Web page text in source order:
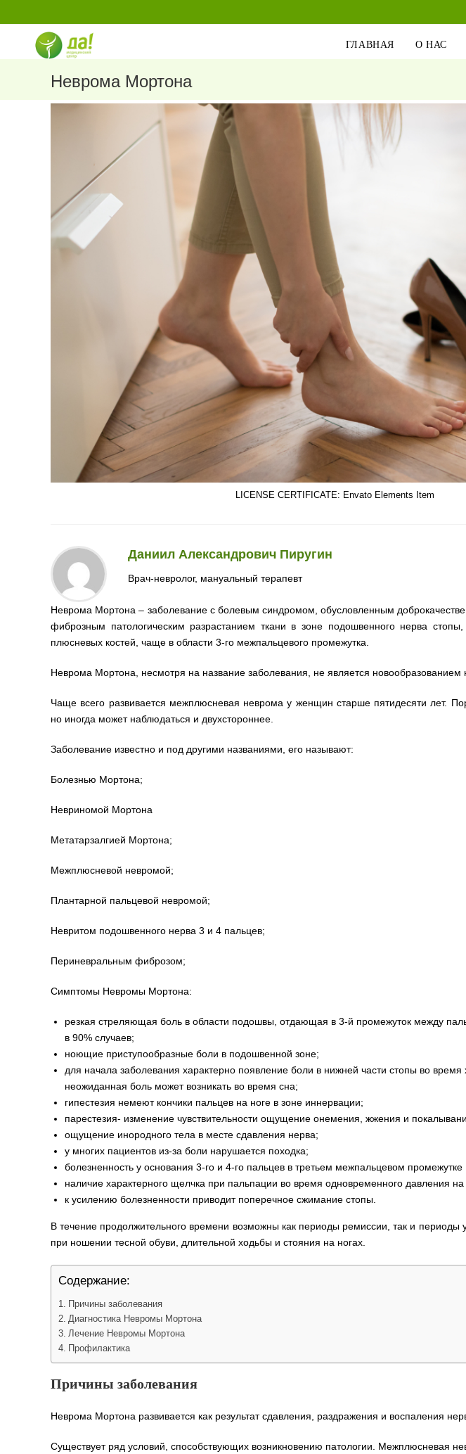
к
содержимому
ГЛАВНАЯ О НАС
Неврома Мортона
LICENSE CERTIFICATE: Envato Elements Item
Даниил Александрович Пиругин
Врач-невролог, мануальный терапевт
Неврома Мортона – заболевание с болевым синдромом, обусловленным
фиброзным патологическим разрастанием ткани в зоне подошвенного нерва
плюсневых костей, чаще в области 3-го межпальцевого промежутка.
Неврома Мортона, несмотря на название заболевания, не является новообразованием
Чаще всего развивается межплюсневая неврома у женщин старше пятидесяти лет.
но иногда может наблюдаться и двухстороннее.
Заболевание известно и под другими названиями, его называют:
Болезнью Мортона;
Невриномой Мортона
Метатарзалгией Мортона;
Межплюсневой невромой;
Плантарной пальцевой невромой;
Невритом подошвенного нерва 3 и 4 пальцев;
Периневральным фиброзом;
Симптомы Невромы Мортона:
резкая стреляющая боль в области подошвы, отдающая в 3-й промежуток между
в 90% случаев;
ноющие приступообразные боли в подошвенной зоне;
для начала заболевания характерно появление боли в нижней части стопы во время
неожиданная боль может возникать во время сна;
гипестезия немеют кончики пальцев на ноге в зоне иннервации;
парестезия- изменение чувствительности ощущение онемения, жжения и
ощущение инородного тела в месте сдавления нерва;
у многих пациентов из-за боли нарушается походка;
болезненность у основания 3-го и 4-го пальцев в третьем межпальцевом
наличие характерного щелчка при пальпации во время одновременного давления
к усилению болезненности приводит поперечное сжимание стопы.
В течение продолжительного времени возможны как периоды ремиссии, так и периоды
при ношении тесной обуви, длительной ходьбы и стояния на ногах.
Содержание:
Причины заболевания
Диагностика Невромы Мортона
Лечение Невромы Мортона
Профилактика
Причины заболевания
Неврома Мортона развивается как результат сдавления, раздражения и воспаления
Существует ряд условий, способствующих возникновению патологии. Межплюсневая